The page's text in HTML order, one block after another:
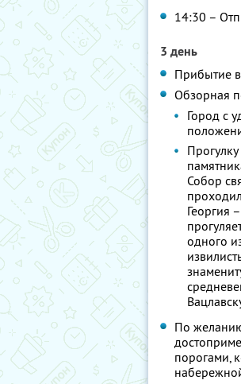
14:30 –
3 день
Прибытие в
Обзорная
Город с
Собор
Георгия
одного
По
порогами,